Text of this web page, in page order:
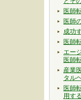
医師
医師
成功
医師
エー
医師
産業
タル
医師
用す